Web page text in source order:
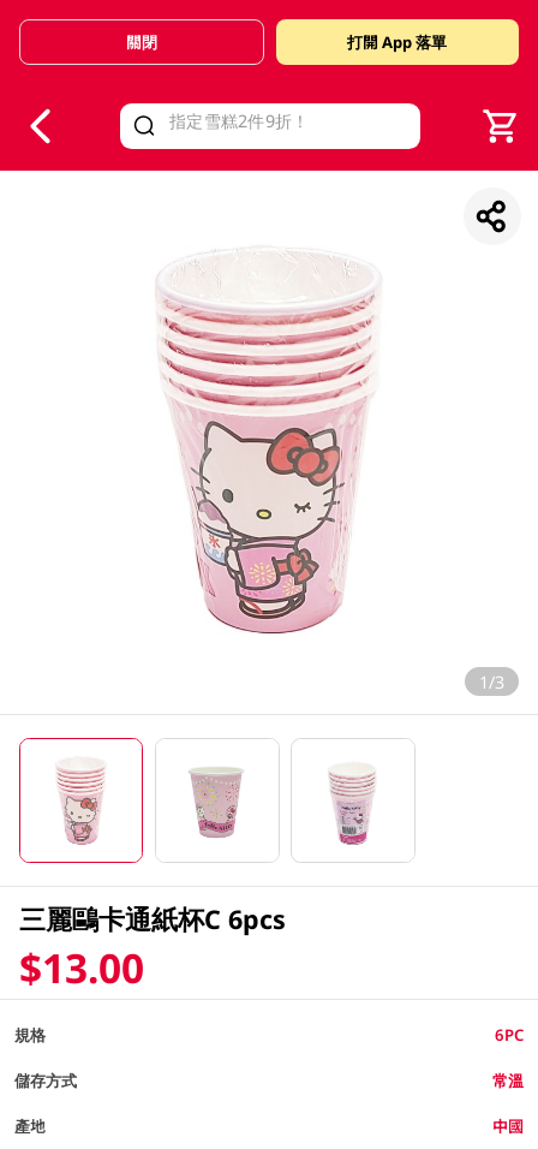
Valid Until 30 June 2026
關閉 打開 App 落單
1/3
三麗鷗卡通紙杯C 6pcs
$13.00
規格 6PC
儲存方式 常溫
產地 中國